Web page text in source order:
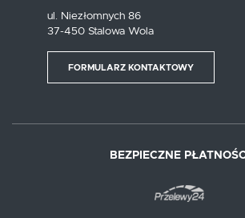
ul. Niezłomnych 86
37-450 Stalowa Wola
FORMULARZ KONTAKTOWY
BEZPIECZNE PŁATNOŚCI